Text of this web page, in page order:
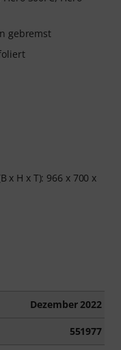
gebremst
x H x T): 966 x 700 x
Dezember 2022
551977